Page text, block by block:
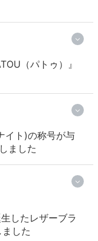
（パトゥ）』
イト)の称号が与
ました
したレザーブラ
した